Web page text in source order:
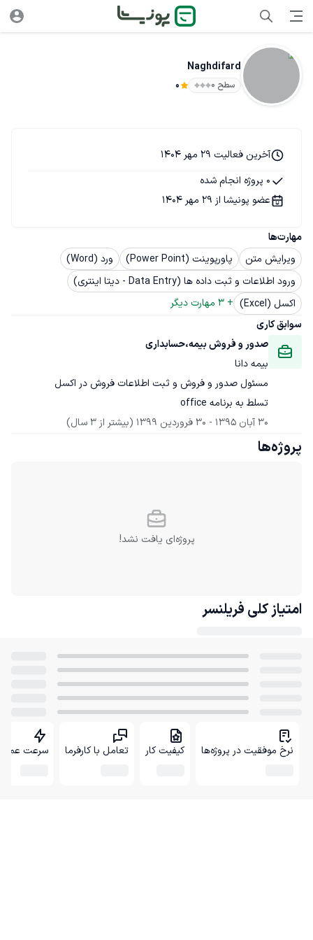
Naghdifard
سطح ۰ 0
مهارت‌ها
ویرایش متن
پاورپوینت (Power Point)
ورد (Word)
ورود اطلاعات و ثبت داده ها (Data Entry - دیتا اینتری)
اکسل (Excel)
+
3 مهارت دیگر
سوابق کاری
صدور و فروش بیمه،حسابداری
بیمه دانا
تسلط به برنامه office
30 آبان 1395
- 30 فروردین 1399 (بیشتر از 3 سال)
آخرین فعالیت 29 مهر 1404
0 پروژه انجام شده
عضو پونیشا از 29 مهر 1404
پروژه‌ها
پروژه‌ای یافت نشد!
امتیاز کلی فریلنسر
نرخ موفقیت در پروژه‌ها کیفیت کار تعامل با کارفرما سرعت عمل